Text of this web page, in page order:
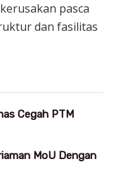
pasca
dan fasilitas
Cegah PTM
MoU Dengan